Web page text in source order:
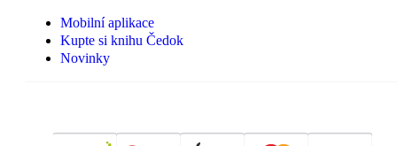
Mobilní aplikace
Kupte si knihu Čedok
Novinky